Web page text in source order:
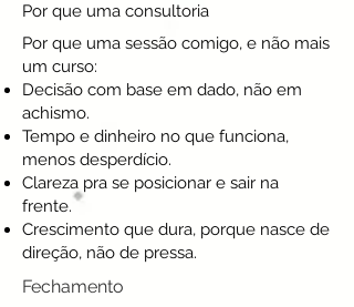
Por que uma consultoria
Por que uma sessão comigo, e não mais
um curso:
Decisão com base em dado, não em
achismo.
Tempo e dinheiro no que funciona,
menos desperdício.
Clareza pra se posicionar e sair na
frente.
Crescimento que dura, porque nasce de
direção, não de pressa.
Fechamento